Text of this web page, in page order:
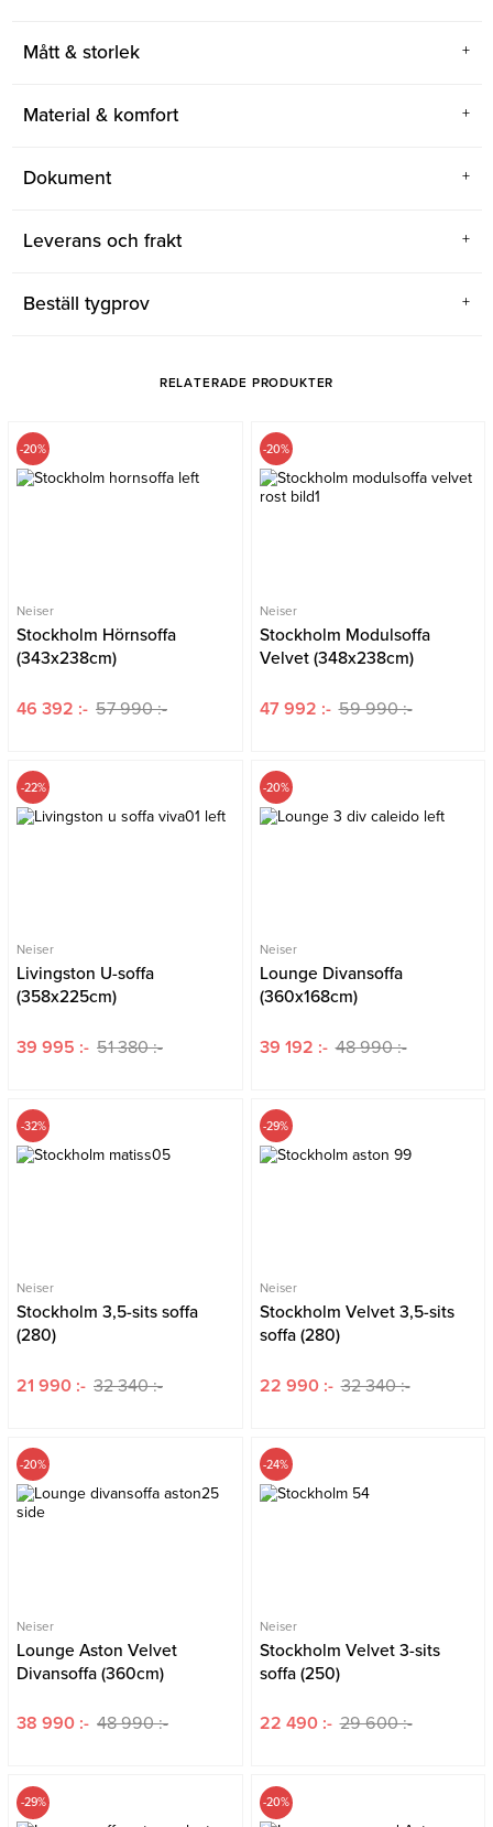
Mått & storlek
Material & komfort
Dokument
Leverans och frakt
Beställ tygprov
RELATERADE PRODUKTER
-20%
Neiser
Stockholm Hörnsoffa
(343x238cm)
46 392 :- 57 990 :-
-20%
Neiser
Stockholm Modulsoffa
Velvet (348x238cm)
47 992 :- 59 990 :-
-22%
Neiser
Livingston U-soffa
(358x225cm)
39 995 :- 51 380 :-
-20%
Neiser
Lounge Divansoffa
(360x168cm)
39 192 :- 48 990 :-
-32%
Neiser
Stockholm 3,5-sits soffa
(280)
21 990 :- 32 340 :-
-29%
Neiser
Stockholm Velvet 3,5-sits
soffa (280)
22 990 :- 32 340 :-
-20%
Neiser
Lounge Aston Velvet
Divansoffa (360cm)
38 990 :- 48 990 :-
-24%
Neiser
Stockholm Velvet 3-sits
soffa (250)
22 490 :- 29 600 :-
-29% -20%